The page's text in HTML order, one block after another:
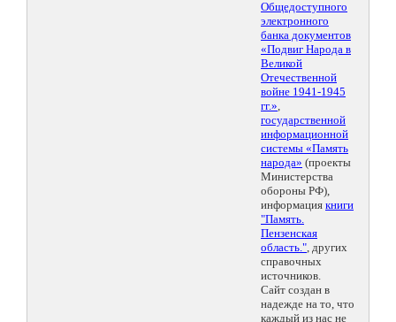
Общедоступного
электронного
банка документов
«Подвиг Народа в
Великой
Отечественной
войне 1941-1945
гг.»,
государственной
информационной
системы «Память
народа» (проекты
Министерства
обороны РФ),
информация книги
"Память.
Пензенская
область.", других
справочных
источников.
Сайт создан в
надежде на то, что
каждый из нас не